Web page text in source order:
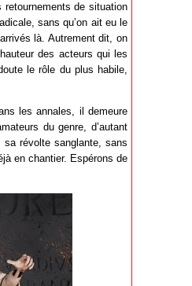
de situation
sans qu’on ait eu le
là. Autrement dit, on
des acteurs qui les
le rôle du plus habile,
les annales, il demeure
du genre, d’autant
sa révolte sanglante, sans
en chantier. Espérons de